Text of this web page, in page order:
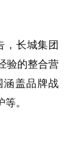
，长城集团
验的整合营
盖品牌战
。